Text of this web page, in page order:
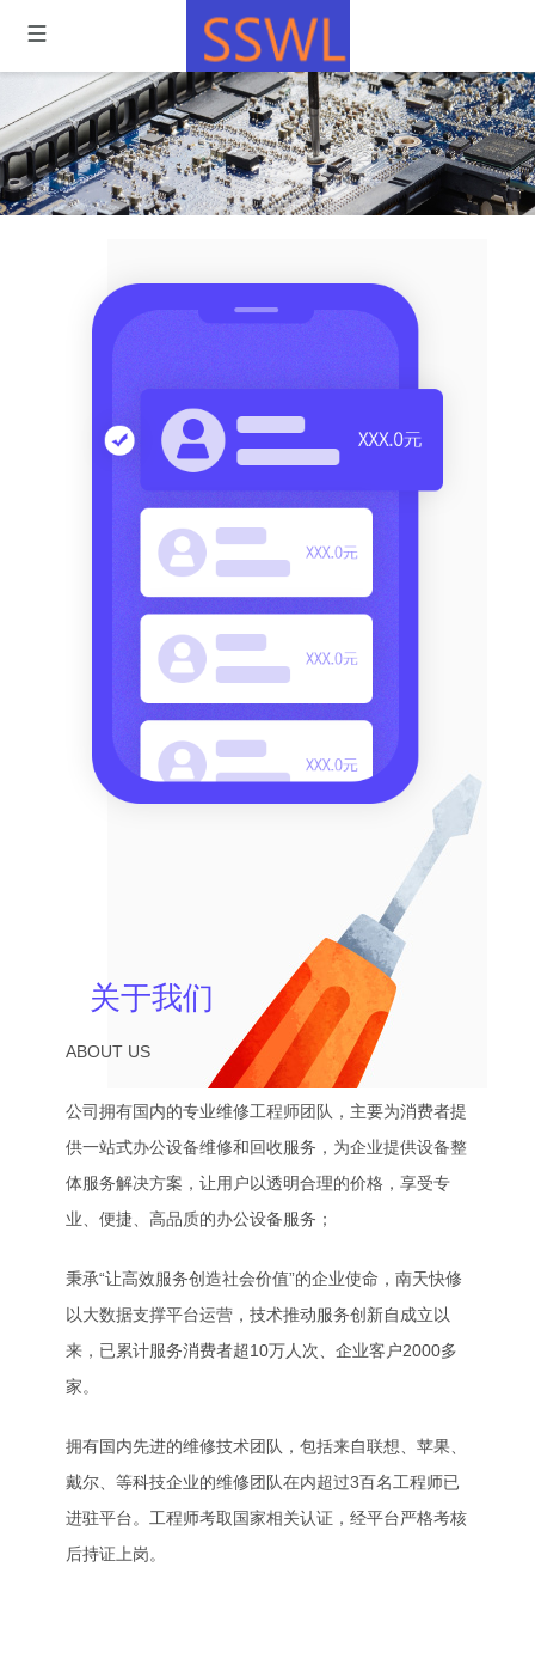
关于我们
ABOUT US
公司拥有国内的专业维修工程师团队，主要为消费者提
供一站式办公设备维修和回收服务，为企业提供设备整
体服务解决方案，让用户以透明合理的价格，享受专
业、便捷、高品质的办公设备服务；
秉承“让高效服务创造社会价值”的企业使命，南天快修
以大数据支撑平台运营，技术推动服务创新自成立以
来，已累计服务消费者超10万人次、企业客户2000多
家。
拥有国内先进的维修技术团队，包括来自联想、苹果、
戴尔、等科技企业的维修团队在内超过3百名工程师已
进驻平台。工程师考取国家相关认证，经平台严格考核
后持证上岗。